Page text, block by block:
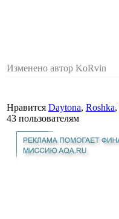
Изменено автор KoRvin
Нравится Daytona, Roshka,
43 пользователям